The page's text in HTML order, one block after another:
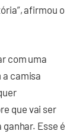
afirmou o
com uma
a camisa
que vai ser
Esse é